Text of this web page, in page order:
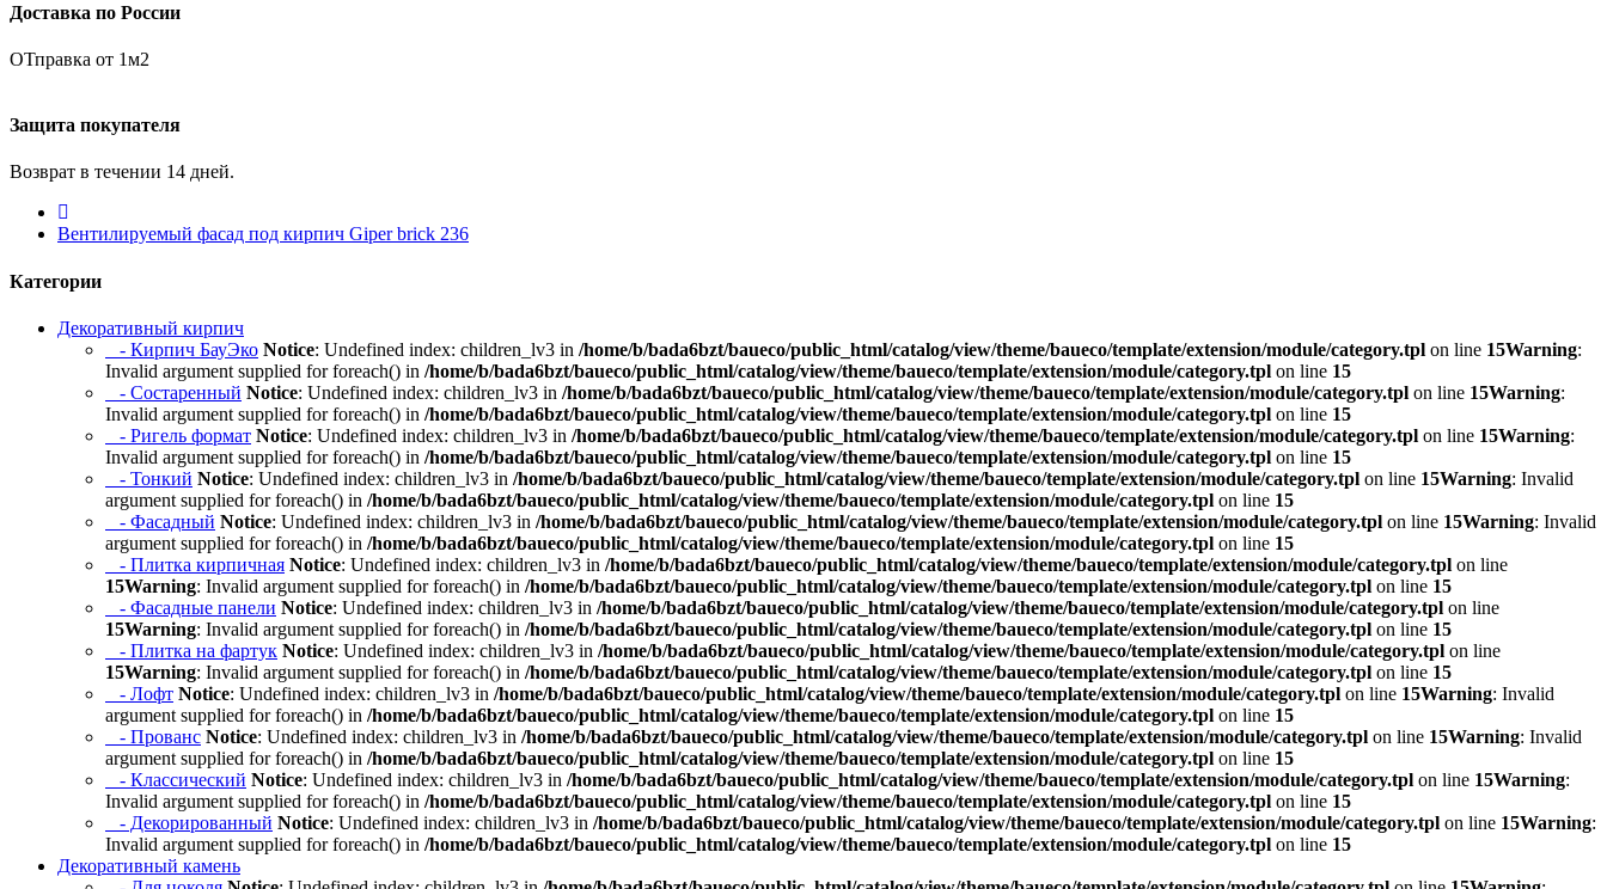
Доставка по России
ОТправка от 1м2
Защита покупателя
Возврат в течении 14 дней.
Вентилируемый фасад под кирпич Giper brick 236
Категории
Декоративный кирпич
- Кирпич БауЭко Notice: Undefined index: children_lv3 in /home/b/bada6bzt/baueco/public_html/catalog/view/theme/baueco/template/extension/module/category.tpl on line 15Warning:
Invalid argument supplied for foreach() in /home/b/bada6bzt/baueco/public_html/catalog/view/theme/baueco/template/extension/module/category.tpl on line 15
- Состаренный Notice: Undefined index: children_lv3 in /home/b/bada6bzt/baueco/public_html/catalog/view/theme/baueco/template/extension/module/category.tpl on line 15Warning:
Invalid argument supplied for foreach() in /home/b/bada6bzt/baueco/public_html/catalog/view/theme/baueco/template/extension/module/category.tpl on line 15
- Ригель формат Notice: Undefined index: children_lv3 in /home/b/bada6bzt/baueco/public_html/catalog/view/theme/baueco/template/extension/module/category.tpl on line 15Warning:
Invalid argument supplied for foreach() in /home/b/bada6bzt/baueco/public_html/catalog/view/theme/baueco/template/extension/module/category.tpl on line 15
- Тонкий Notice: Undefined index: children_lv3 in /home/b/bada6bzt/baueco/public_html/catalog/view/theme/baueco/template/extension/module/category.tpl on line 15Warning: Invalid
argument supplied for foreach() in /home/b/bada6bzt/baueco/public_html/catalog/view/theme/baueco/template/extension/module/category.tpl on line 15
- Фасадный Notice: Undefined index: children_lv3 in /home/b/bada6bzt/baueco/public_html/catalog/view/theme/baueco/template/extension/module/category.tpl on line 15Warning: Invalid
argument supplied for foreach() in /home/b/bada6bzt/baueco/public_html/catalog/view/theme/baueco/template/extension/module/category.tpl on line 15
- Плитка кирпичная Notice: Undefined index: children_lv3 in /home/b/bada6bzt/baueco/public_html/catalog/view/theme/baueco/template/extension/module/category.tpl on line
15Warning: Invalid argument supplied for foreach() in /home/b/bada6bzt/baueco/public_html/catalog/view/theme/baueco/template/extension/module/category.tpl on line 15
- Фасадные панели Notice: Undefined index: children_lv3 in /home/b/bada6bzt/baueco/public_html/catalog/view/theme/baueco/template/extension/module/category.tpl on line
15Warning: Invalid argument supplied for foreach() in /home/b/bada6bzt/baueco/public_html/catalog/view/theme/baueco/template/extension/module/category.tpl on line 15
- Плитка на фартук Notice: Undefined index: children_lv3 in /home/b/bada6bzt/baueco/public_html/catalog/view/theme/baueco/template/extension/module/category.tpl on line
15Warning: Invalid argument supplied for foreach() in /home/b/bada6bzt/baueco/public_html/catalog/view/theme/baueco/template/extension/module/category.tpl on line 15
- Лофт Notice: Undefined index: children_lv3 in /home/b/bada6bzt/baueco/public_html/catalog/view/theme/baueco/template/extension/module/category.tpl on line 15Warning: Invalid
argument supplied for foreach() in /home/b/bada6bzt/baueco/public_html/catalog/view/theme/baueco/template/extension/module/category.tpl on line 15
- Прованс Notice: Undefined index: children_lv3 in /home/b/bada6bzt/baueco/public_html/catalog/view/theme/baueco/template/extension/module/category.tpl on line 15Warning: Invalid
argument supplied for foreach() in /home/b/bada6bzt/baueco/public_html/catalog/view/theme/baueco/template/extension/module/category.tpl on line 15
- Классический Notice: Undefined index: children_lv3 in /home/b/bada6bzt/baueco/public_html/catalog/view/theme/baueco/template/extension/module/category.tpl on line 15Warning:
Invalid argument supplied for foreach() in /home/b/bada6bzt/baueco/public_html/catalog/view/theme/baueco/template/extension/module/category.tpl on line 15
- Декорированный Notice: Undefined index: children_lv3 in /home/b/bada6bzt/baueco/public_html/catalog/view/theme/baueco/template/extension/module/category.tpl on line 15Warning:
Invalid argument supplied for foreach() in /home/b/bada6bzt/baueco/public_html/catalog/view/theme/baueco/template/extension/module/category.tpl on line 15
Декоративный камень